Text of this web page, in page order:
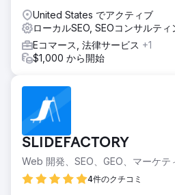
United States でアクティブ
ローカルSEO, SEOコンサルティ
Eコマース, 法律サービス +1
$1,000 から開始
SLIDEFACTORY
Web 開発、SEO、GEO、マーケテ
4件のクチコミ